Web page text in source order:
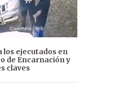
ejecutados en
de Encarnación y
claves